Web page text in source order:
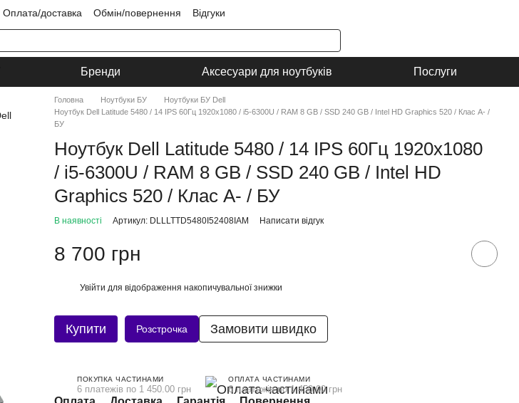
Оплата/доставка Обмін/повернення
Відгуки
Бренди Аксесуари для ноутбуків Послуги
Головна Ноутбуки БУ
Ноутбуки БУ Dell
Ноутбук Dell Latitude 5480 / 14 IPS 60Гц 1920x1080 / i5-6300U / RAM 8 GB / SSD 240 GB / Intel HD Graphics 520 / Клас A- /
БУ
Ноутбук Dell Latitude 5480 / 14 IPS 60Гц 1920x1080
/ i5-6300U / RAM 8 GB / SSD 240 GB / Intel HD
Graphics 520 / Клас A- / БУ
В наявності Артикул: DLLLTTD5480I52408IAM Написати відгук
8 700 грн
Увійти для відображення накопичувальної знижки
Купити Розстрочка Замовити швидко
ПОКУПКА ЧАСТИНАМИ
6 платежів по 1 450.00 грн
ОПЛАТА ЧАСТИНАМИ
6 платежів по 1 450.00 грн